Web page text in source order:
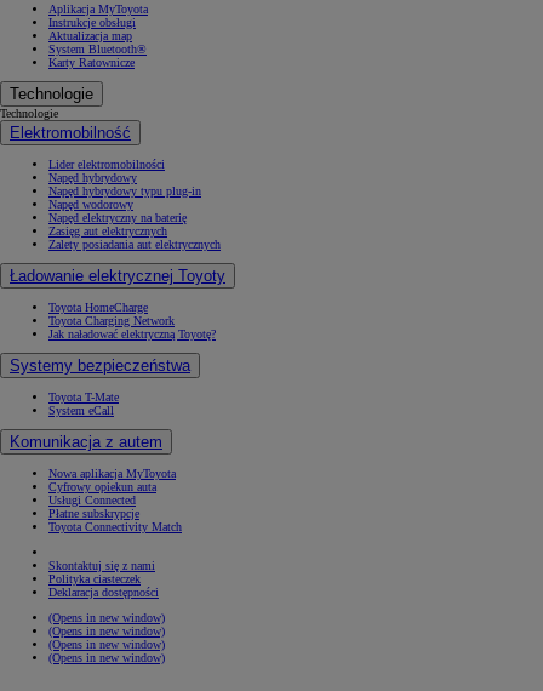
Aplikacja MyToyota
Instrukcje obsługi
Aktualizacja map
System Bluetooth®
Karty Ratownicze
Technologie
Technologie
Elektromobilność
Lider elektromobilności
Napęd hybrydowy
Napęd hybrydowy typu plug-in
Napęd wodorowy
Napęd elektryczny na baterię
Zasięg aut elektrycznych
Zalety posiadania aut elektrycznych
Ładowanie elektrycznej Toyoty
Toyota HomeCharge
Toyota Charging Network
Jak naładować elektryczną Toyotę?
Systemy bezpieczeństwa
Toyota T-Mate
System eCall
Komunikacja z autem
Nowa aplikacja MyToyota
Cyfrowy opiekun auta
Usługi Connected
Płatne subskrypcje
Toyota Connectivity Match
Skontaktuj się z nami
Polityka ciasteczek
Deklaracja dostępności
(Opens in new window)
(Opens in new window)
(Opens in new window)
(Opens in new window)